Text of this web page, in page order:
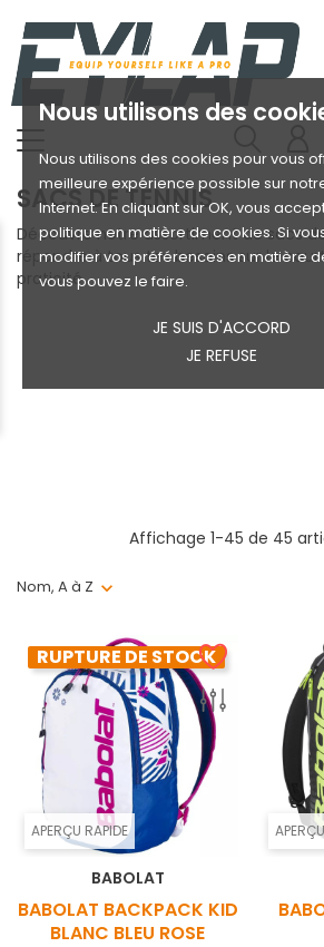
Nous utilisons des
Nous utilisons des cookies pour vous
meilleure expérience possible sur
Internet. En cliquant sur OK, vous
politique en matière de cookies. Si
modifier vos préférences en matière
vous pouvez le faire.
JE SUIS D'ACCORD
JE REFUSE
SACS DE TENNIS
Découvre notre assortiment de sacs
répondre à tous tes besoins sur le
praticité.
Nom, A à Z
Affichage 1-45 de 45
APERÇU RAPIDE
RUPTURE DE STOCK
BABOLAT
BABOLAT BACKPACK KID
BLANC BLEU ROSE